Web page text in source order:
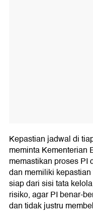
Kepastian jadwal di
meminta Kementerian
memastikan proses PI
dan memiliki
siap dari sisi tata
risiko, agar PI benar-
dan tidak justru